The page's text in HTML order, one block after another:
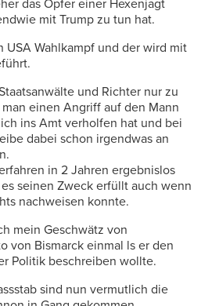
das Opfer einer Hexenjagt
mit Trump zu tun hat.
Wahlkampf und der wird mit
und Richter nur zu
einen Angriff auf den Mann
ins Amt verholfen hat und bei
dabei schon irgendwas an
in 2 Jahren ergebnislos
seinen Zweck erfüllt auch wenn
nachweisen konnte.
mein Geschwätz von
von Bismarck einmal ls er den
Politik beschreiben wollte.
sind nun vermutlich die